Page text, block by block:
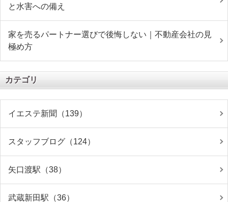
と水害への備え
家を売るパートナー選びで後悔しない｜不動産会社の見
極め方
カテゴリ
イエステ新聞（139）
スタッフブログ（124）
矢口渡駅（38）
武蔵新田駅（36）